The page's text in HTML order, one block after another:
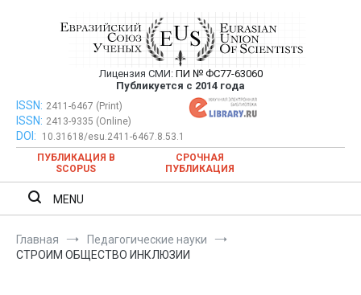
Евразийский Союз Ученых —
публикация научных статей в
ежемесячном научном журнале
Лицензия СМИ: ПИ № ФС77-63060
Публикуется с 2014 года
Евразийский Союз Ученых — публикация научных статей в
ежемесячном научном журнале
ISSN: 2411-6467 (Print)
ISSN: 2413-9335 (Online)
DOI:
10.31618/esu.2411-6467.8.53.1
ПУБЛИКАЦИЯ В
SCOPUS
СРОЧНАЯ
ПУБЛИКАЦИЯ
MENU
Главная
Педагогические науки
СТРОИМ ОБЩЕСТВО ИНКЛЮЗИИ